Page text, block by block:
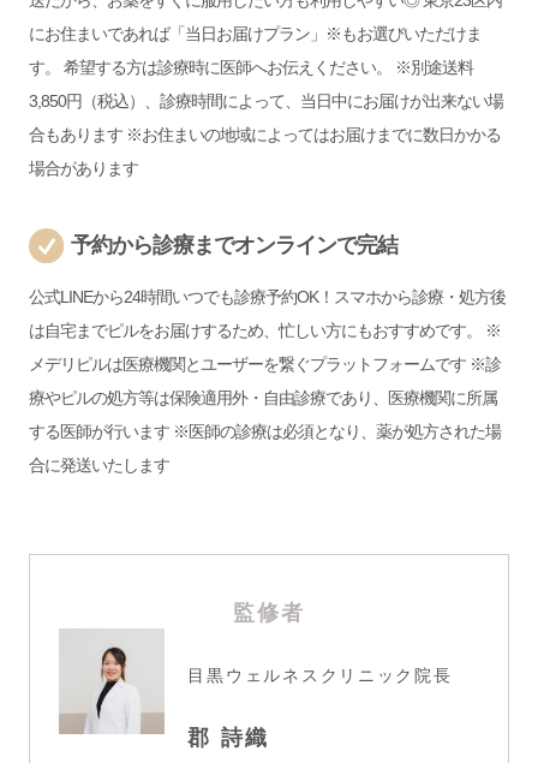
にお住まいであれば「当日お届けプラン」※もお選びいただけま
す。 希望する方は診療時に医師へお伝えください。 ※別途送料
3,850円（税込）、診療時間によって、当日中にお届けが出来ない場
合もあります ※お住まいの地域によってはお届けまでに数日かかる
場合があります
予約から診療までオンラインで完結
公式LINEから24時間いつでも診療予約OK！スマホから診療・処方後
は自宅までピルをお届けするため、忙しい方にもおすすめです。 ※
メデリピルは医療機関とユーザーを繋ぐプラットフォームです ※診
療やピルの処方等は保険適用外・自由診療であり、医療機関に所属
する医師が行います ※医師の診療は必須となり、薬が処方された場
合に発送いたします
監修者
目黒ウェルネスクリニック 院長
郡 詩織